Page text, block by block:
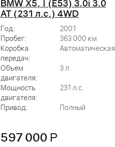
BMW X5, I (E53) 3.0i 3.0
AT (231 л.с.) 4WD
Год:
2001
Пробег:
363 000 км
Коробка
передач:
Автоматическая
Объем
двигателя:
3 л
Мощность
двигателя:
231 л.с.
Привод: Полный
597 000 Р